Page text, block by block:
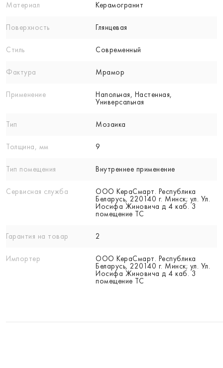
Материал Керамогранит
Поверхность Глянцевая
Стиль Современный
Фактура Мрамор
Применение
Напольная, Настенная,
Универсальная
Тип Мозаика
Толщина, мм 9
Тип помещения Внутреннее применение
Сервисная служба
ООО КераСмарт. Республика
Беларусь, 220140 г. Минск; ул. Ул.
Иосифа Жиновича д 4 каб. 3
помещение ТС
Гарантия на товар 2
Импортер
ООО КераСмарт. Республика
Беларусь, 220140 г. Минск; ул. Ул.
Иосифа Жиновича д 4 каб. 3
помещение ТС